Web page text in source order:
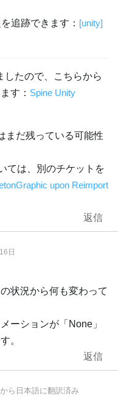
追跡できます： [unity]
したので、こちらから
す： Spine Unity
まだ残っている可能性
ては、別のチケットを
upon Reimport
返信
日
状況から何も変わって
ーションが「None」
。
返信
から 日本語に翻訳済み